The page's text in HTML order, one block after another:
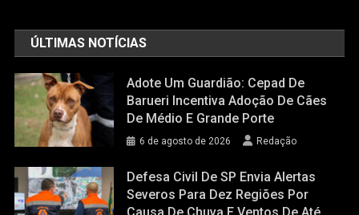
ÚLTIMAS NOTÍCIAS
Adote Um Guardião: Cepad De
Barueri Incentiva Adoção De Cães
De Médio E Grande Porte
6 de agosto de 2026 Redação
Defesa Civil De SP Envia Alertas
Severos Para Dez Regiões Por